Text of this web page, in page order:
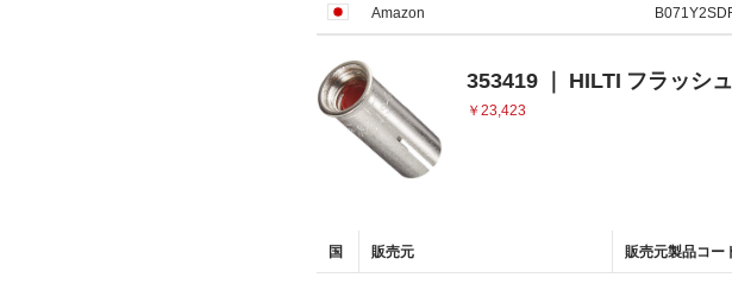
Amazon
353419 ｜ HILTI フラッシ
￥23,423
国 販売元 販売元製品コー